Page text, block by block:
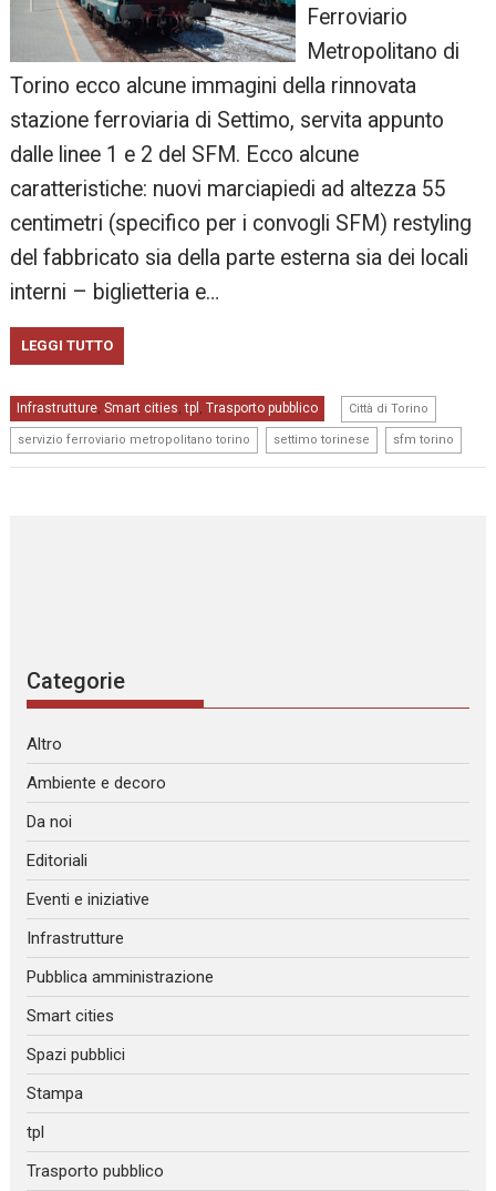
Ferroviario
Metropolitano di
Torino ecco alcune immagini della rinnovata
stazione ferroviaria di Settimo, servita appunto
dalle linee 1 e 2 del SFM. Ecco alcune
caratteristiche: nuovi marciapiedi ad altezza 55
centimetri (specifico per i convogli SFM) restyling
del fabbricato sia della parte esterna sia dei locali
interni – biglietteria e…
LEGGI TUTTO
Infrastrutture,Smart cities,tpl ,Trasporto pubblico Città di Torino
servizio ferroviario metropolitano torino settimo torinese sfm torino
Categorie
Altro
Ambiente e decoro
Da noi
Editoriali
Eventi e iniziative
Infrastrutture
Pubblica amministrazione
Smart cities
Spazi pubblici
Stampa
tpl
Trasporto pubblico